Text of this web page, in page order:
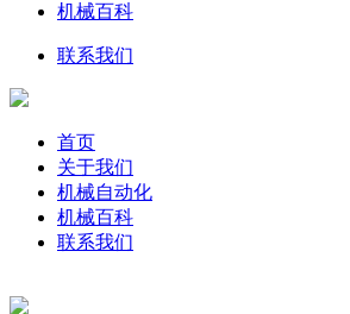
机械百科
联系我们
首页
关于我们
机械自动化
机械百科
联系我们